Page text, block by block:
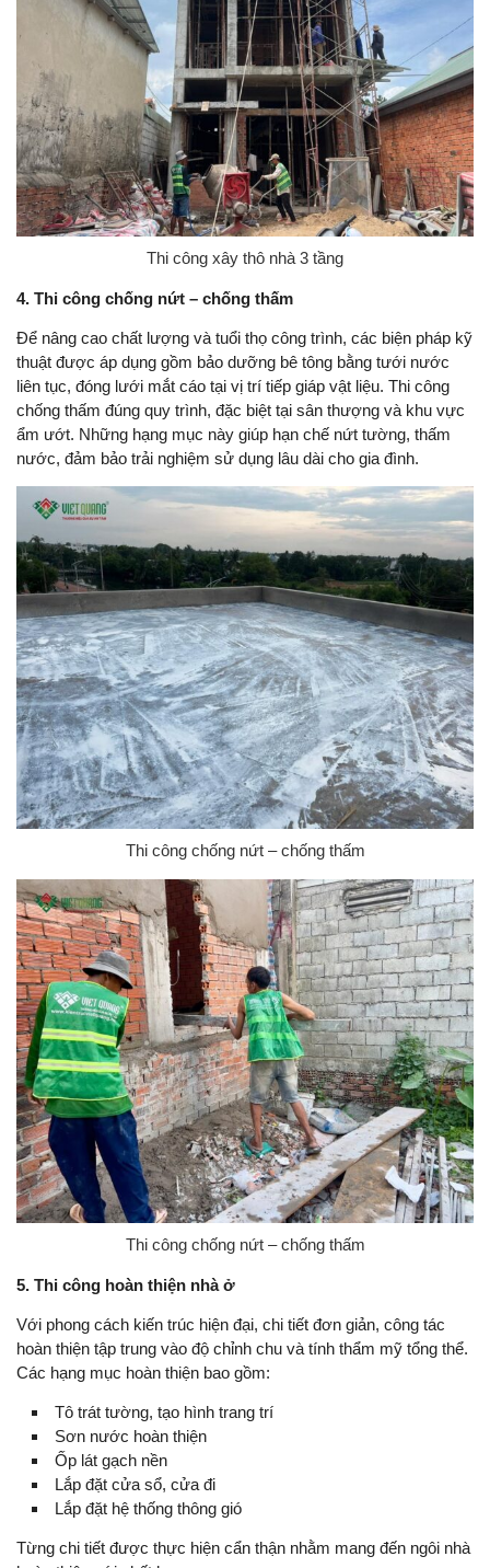
Thi công xây thô nhà 3 tầng
4. Thi công chống nứt – chống thấm
Để nâng cao chất lượng và tuổi thọ công trình, các biện pháp kỹ
thuật được áp dụng gồm bảo dưỡng bê tông bằng tưới nước
liên tục, đóng lưới mắt cáo tại vị trí tiếp giáp vật liệu. Thi công
chống thấm đúng quy trình, đặc biệt tại sân thượng và khu vực
ẩm ướt. Những hạng mục này giúp hạn chế nứt tường, thấm
nước, đảm bảo trải nghiệm sử dụng lâu dài cho gia đình.
Thi công chống nứt – chống thấm
Thi công chống nứt – chống thấm
5. Thi công hoàn thiện nhà ở
Với phong cách kiến trúc hiện đại, chi tiết đơn giản, công tác
hoàn thiện tập trung vào độ chỉnh chu và tính thẩm mỹ tổng thể.
Các hạng mục hoàn thiện bao gồm:
Tô trát tường, tạo hình trang trí
Sơn nước hoàn thiện
Ốp lát gạch nền
Lắp đặt cửa sổ, cửa đi
Lắp đặt hệ thống thông gió
Từng chi tiết được thực hiện cẩn thận nhằm mang đến ngôi nhà